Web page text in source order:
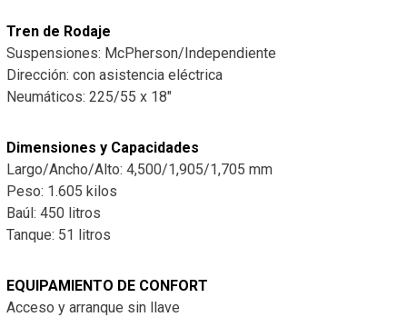
Tren de Rodaje
Suspensiones: McPherson/Independiente
Dirección: con asistencia eléctrica
Neumáticos: 225/55 x 18″
Dimensiones y Capacidades
Largo/Ancho/Alto: 4,500/1,905/1,705 mm
Peso: 1.605 kilos
Baúl: 450 litros
Tanque: 51 litros
EQUIPAMIENTO DE CONFORT
Acceso y arranque sin llave